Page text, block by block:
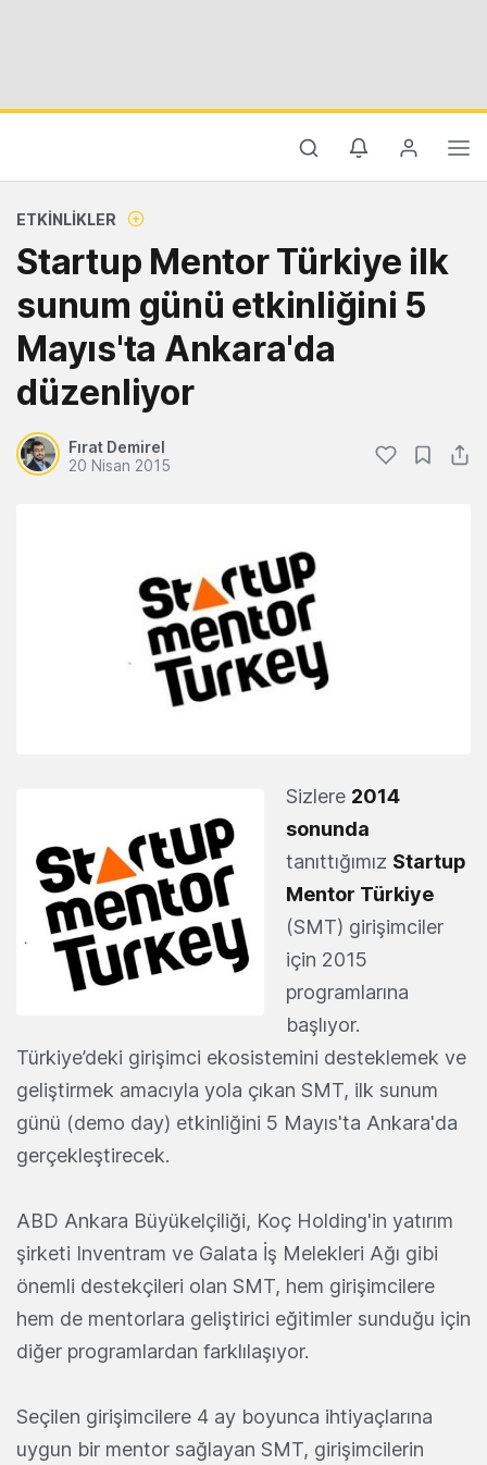
ETKINLIKLER
Startup Mentor Türkiye ilk
sunum günü etkinliğini 5
Mayıs'ta Ankara'da
düzenliyor
Fırat Demirel
20 Nisan 2015
Sizlere 2014
sonunda
tanıttığımız Startup
Mentor Türkiye
(SMT) girişimciler
için 2015
programlarına
başlıyor.
Türkiye’deki girişimci ekosistemini desteklemek ve
geliştirmek amacıyla yola çıkan SMT, ilk sunum
günü (demo day) etkinliğini 5 Mayıs'ta Ankara'da
gerçekleştirecek.
ABD Ankara Büyükelçiliği, Koç Holding'in yatırım
şirketi Inventram ve Galata İş Melekleri Ağı gibi
önemli destekçileri olan SMT, hem girişimcilere
hem de mentorlara geliştirici eğitimler sunduğu için
diğer programlardan farklılaşıyor.
Seçilen girişimcilere 4 ay boyunca ihtiyaçlarına
uygun bir mentor sağlayan SMT, girişimcilerin